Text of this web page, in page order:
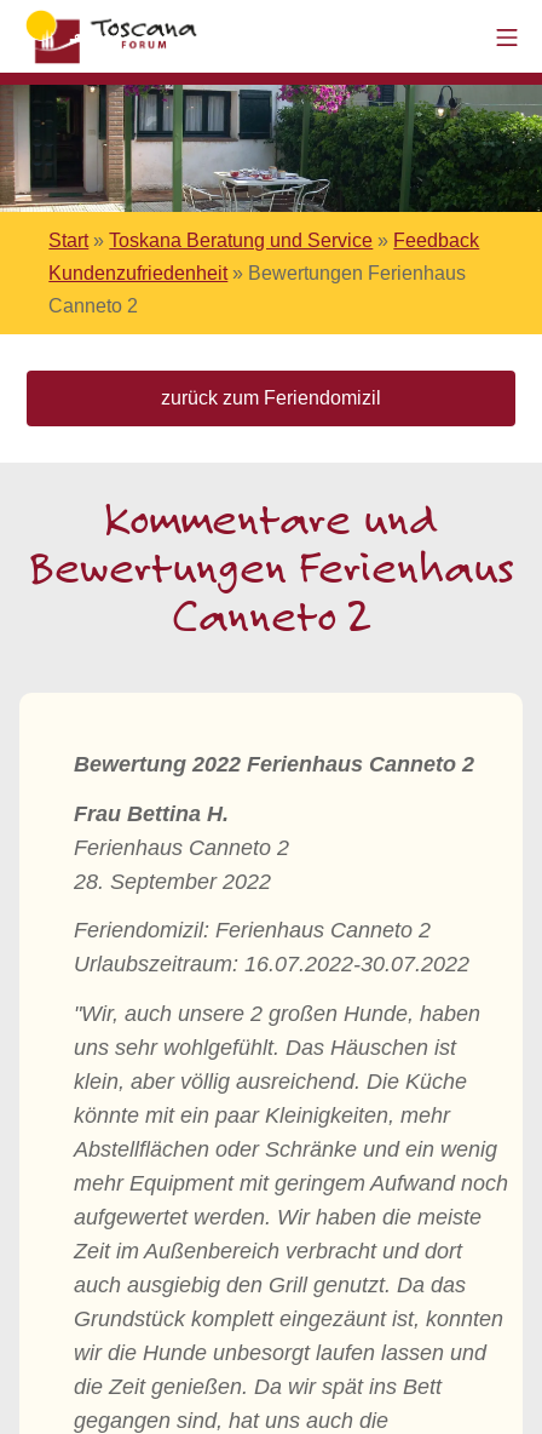
Start»Toskana Beratung und Service » Feedback
Kundenzufriedenheit» Bewertungen Ferienhaus
Canneto 2
zurück zum Feriendomizil
Kommentare und
Bewertungen Ferienhaus
Canneto 2
Bewertung 2022 Ferienhaus Canneto 2
Frau Bettina H.
Ferienhaus Canneto 2
28. September 2022
Feriendomizil: Ferienhaus Canneto 2
Urlaubszeitraum: 16.07.2022-30.07.2022
"Wir, auch unsere 2 großen Hunde, haben
uns sehr wohlgefühlt. Das Häuschen ist
klein, aber völlig ausreichend. Die Küche
könnte mit ein paar Kleinigkeiten, mehr
Abstellflächen oder Schränke und ein wenig
mehr Equipment mit geringem Aufwand noch
aufgewertet werden. Wir haben die meiste
Zeit im Außenbereich verbracht und dort
auch ausgiebig den Grill genutzt. Da das
Grundstück komplett eingezäunt ist, konnten
wir die Hunde unbesorgt laufen lassen und
die Zeit genießen. Da wir spät ins Bett
gegangen sind, hat uns auch die